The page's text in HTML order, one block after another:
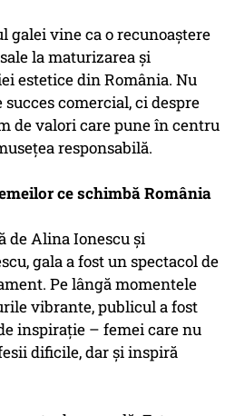
galei vine ca o recunoaștere
la maturizarea și
estetice din România. Nu
succes comercial, ci despre
de valori care pune în centru
responsabilă.
ce schimbă România
de Alina Ionescu și
gala a fost un spectacol de
Pe lângă momentele
vibrante, publicul a fost
inspirație – femei care nu
dificile, dar și inspiră